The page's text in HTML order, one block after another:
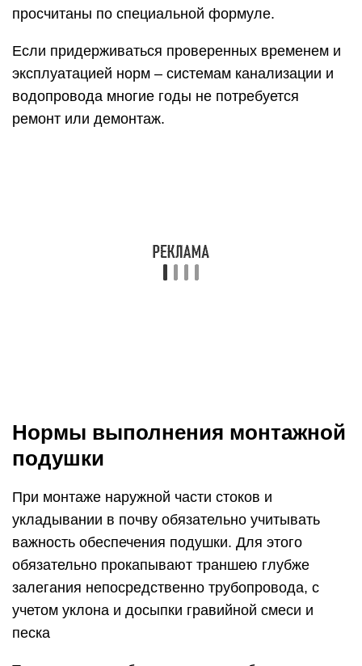
просчитаны по специальной формуле.
Если придерживаться проверенных временем и
эксплуатацией норм – системам канализации и
водопровода многие годы не потребуется
ремонт или демонтаж.
укладывании в почву обязательно учитывать
важность обеспечения подушки. Для этого
точках ввода и вывода из трубы – около
начальной точки и возле смотрового или